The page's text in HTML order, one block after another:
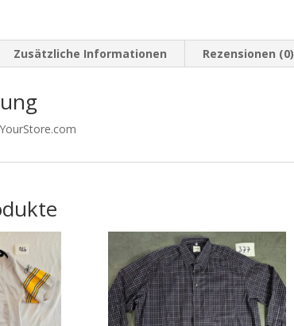
Zusätzliche Informationen Rezensionen (0)